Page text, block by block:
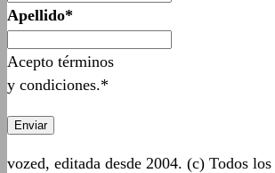
Apellido*
Acepto términos
y condiciones.*
vozed, editada desde 2004. (c) Todos